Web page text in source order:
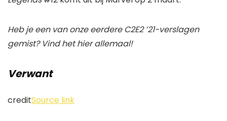
Heb je een van onze eerdere C2E2 ’21-verslagen
gemist? Vind het hier allemaal!
Verwant
creditSource link